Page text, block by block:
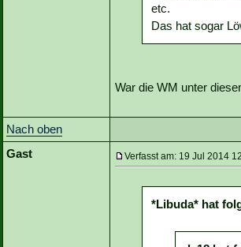
etc.
Das hat sogar
War die WM unter
Nach oben
Gast
Verfasst am: 19 Jul 2014
*Libuda* hat